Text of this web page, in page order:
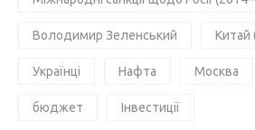
Володимир Зеленський Китай
Українці Нафта Москва
бюджет Інвестиції